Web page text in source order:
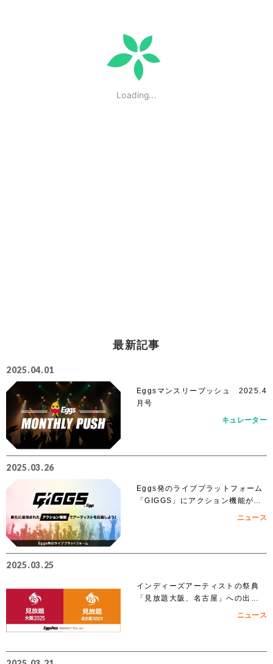
最新記事
2025.04.01
Eggsマンスリープッシュ 2025.4
月号
キュレーター
2025.03.26
Eggs発のライブプラットフォーム
「GIGGS」にアクション機能が追
ニュース
2025.03.25
インディーズアーティストの祭典
「見放題大阪、名古屋」への出演
ニュース